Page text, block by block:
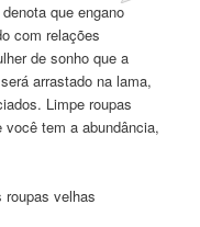
que engano
com relações
de sonho que a
arrastado na lama,
Limpe roupas
você tem a abundância,
roupasvelhas